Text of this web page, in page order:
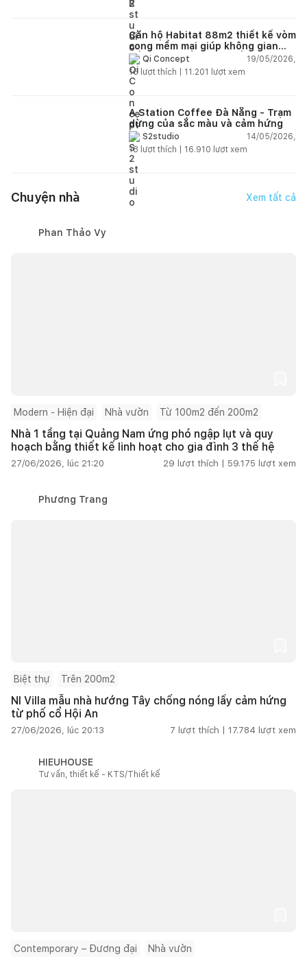
Căn hộ Habitat 88m2 thiết kế vòm
cong mềm mại giúp không gian
sống hiện đại trở nên ấm áp hơn
Qi Concept
19/05/2026,
15 lượt thích | 11.201 lượt xem
A Station Coffee Đà Nẵng - Trạm
dừng của sắc màu và cảm hứng
S2studio
14/05/2026,
18 lượt thích | 16.910 lượt xem
Chuyện nhà Xem tất cả
Phan Thảo Vy
Modern - Hiện đại Nhà vườn Từ 100m2 đến 200m2
Nhà 1 tầng tại Quảng Nam ứng phó ngập lụt và quy
hoạch bằng thiết kế linh hoạt cho gia đình 3 thế hệ
27/06/2026, lúc 21:20 29 lượt thích | 59.175 lượt xem
Phương Trang
Biệt thự Trên 200m2
NI Villa mẫu nhà hướng Tây chống nóng lấy cảm hứng
từ phố cổ Hội An
27/06/2026, lúc 20:13 7 lượt thích | 17.784 lượt xem
HIEUHOUSE
Tư vấn, thiết kế - KTS/Thiết kế
Contemporary – Đương đại Nhà vườn